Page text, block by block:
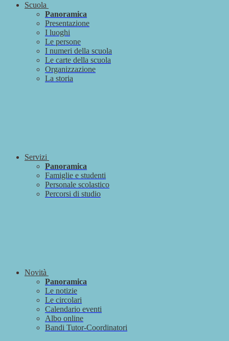
Scuola
Panoramica
Presentazione
I luoghi
Le persone
I numeri della scuola
Le carte della scuola
Organizzazione
La storia
Servizi
Panoramica
Famiglie e studenti
Personale scolastico
Percorsi di studio
Novità
Panoramica
Le notizie
Le circolari
Calendario eventi
Albo online
Bandi Tutor-Coordinatori